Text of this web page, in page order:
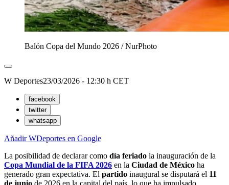
Balón Copa del Mundo 2026 /NurPhoto
W Deportes23/03/2026 - 12:30 h CET
facebook
twitter
whatsapp
Añadir WDeportes en Google
La posibilidad de declarar como día feriado la inauguración de la
Copa Mundial de la FIFA 2026 en la Ciudad de México ha
generado gran expectativa. El partido inaugural se disputará el 11